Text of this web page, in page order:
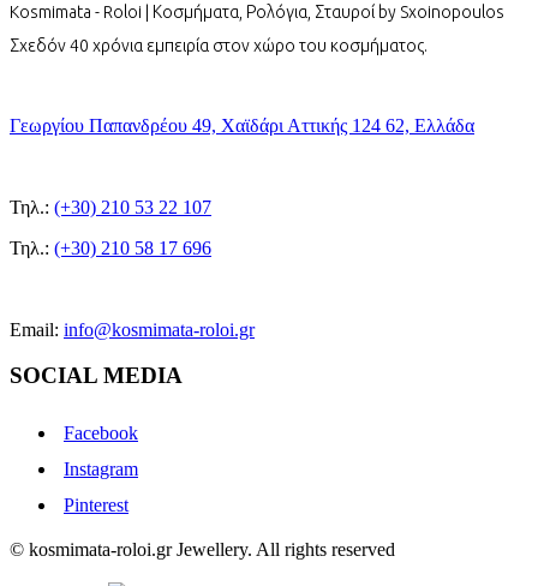
Kosmimata - Roloi | Κοσμήματα, Ρολόγια, Σταυροί by Sxoinopoulos
Σχεδόν 40 χρόνια εμπειρία στον χώρο του κοσμήματος.
Γεωργίου Παπανδρέου 49, Χαϊδάρι Αττικής 124 62, Ελλάδα
Τηλ.: (+30) 210 53 22 107
Τηλ.: (+30) 210 58 17 696
Email: info@kosmimata-roloi.gr
SOCIAL MEDIA
Facebook
Instagram
Pinterest
© kosmimata-roloi.gr Jewellery. All rights reserved